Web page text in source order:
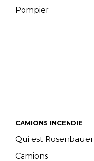
Pompier
CAMIONS INCENDIE
Qui est Rosenbauer
Camions